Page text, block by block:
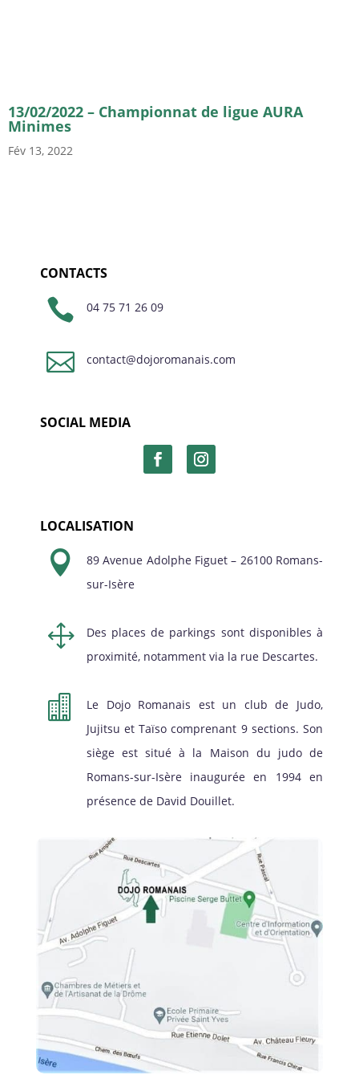
13/02/2022 – Championnat de ligue AURA
Minimes
Fév 13, 2022
CONTACTS
 04 75 71 26 09
 contact@dojoromanais.com
SOCIAL MEDIA
LOCALISATION

89 Avenue Adolphe Figuet – 26100 Romans-
sur-Isère
1
Des places de parkings sont disponibles à
proximité, notamment via la rue Descartes.

Le Dojo Romanais est un club de Judo,
Jujitsu et Taïso comprenant 9 sections. Son
siège est situé à la Maison du judo de
Romans-sur-Isère inaugurée en 1994 en
présence de David Douillet.